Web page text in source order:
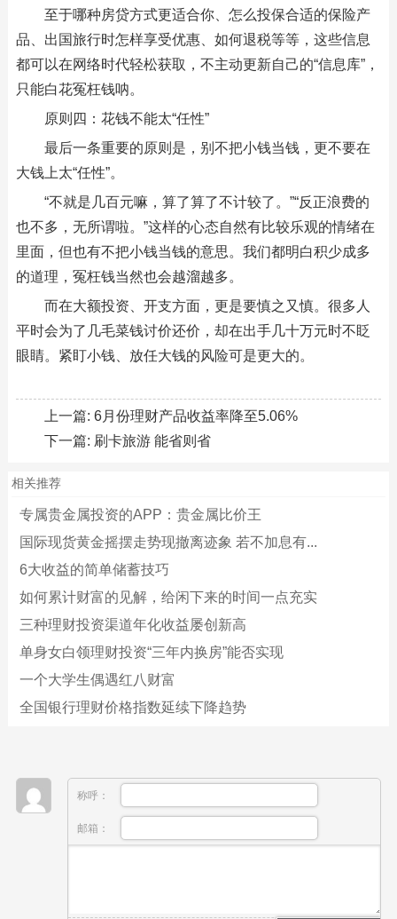
至于哪种房贷方式更适合你、怎么投保合适的保险产
品、出国旅行时怎样享受优惠、如何退税等等，这些信息
都可以在网络时代轻松获取，不主动更新自己的“信息库”，
只能白花冤枉钱呐。
原则四：花钱不能太“任性”
最后一条重要的原则是，别不把小钱当钱，更不要在
大钱上太“任性”。
“不就是几百元嘛，算了算了不计较了。”“反正浪费的
也不多，无所谓啦。”这样的心态自然有比较乐观的情绪在
里面，但也有不把小钱当钱的意思。我们都明白积少成多
的道理，冤枉钱当然也会越溜越多。
而在大额投资、开支方面，更是要慎之又慎。很多人
平时会为了几毛菜钱讨价还价，却在出手几十万元时不眨
眼睛。紧盯小钱、放任大钱的风险可是更大的。
上一篇: 6月份理财产品收益率降至5.06%
下一篇: 刷卡旅游 能省则省
相关推荐
专属贵金属投资的APP：贵金属比价王
国际现货黄金摇摆走势现撤离迹象 若不加息有...
6大收益的简单储蓄技巧
如何累计财富的见解，给闲下来的时间一点充实
三种理财投资渠道年化收益屡创新高
单身女白领理财投资“三年内换房”能否实现
一个大学生偶遇红八财富
全国银行理财价格指数延续下降趋势
称呼：
邮箱：